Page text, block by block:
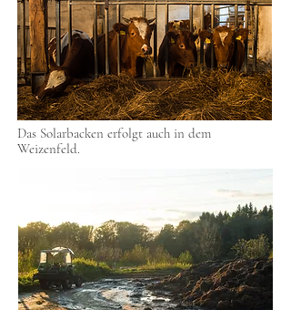
Das Solarbacken erfolgt auch in dem
Weizenfeld.